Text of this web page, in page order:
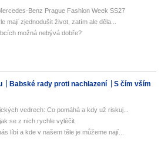
Benz Prague Fashion Week SS27
mají zjednodušit život, zatím ale děla...
možná nebývá dobře?
Babské rady proti nachlazení
S čím vším
vedrech: Co pomáhá a kdy už riskuj...
se z nich rychle vyléčit
líbí a kde v našem těle je můžeme nají...